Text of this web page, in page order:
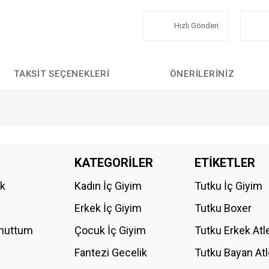
Hızlı Gönderi
TAKSIT SEÇENEKLERI ÖNERILERINIZ
Bu ürüne ilk yorumu siz yapın!
KATEGORİLER
Kadın İç Giyim
Erkek İç Giyim
Çocuk İç Giyim
Fantezi Gecelik
ETİKETLER
Tutku İç Giyim
Tutku Boxer
Tutku Erkek
Tutku Bayan